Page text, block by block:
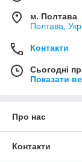
м. Полтава
Полтава,
Контакти
Сьогодні
Показати
Про нас
Контакти